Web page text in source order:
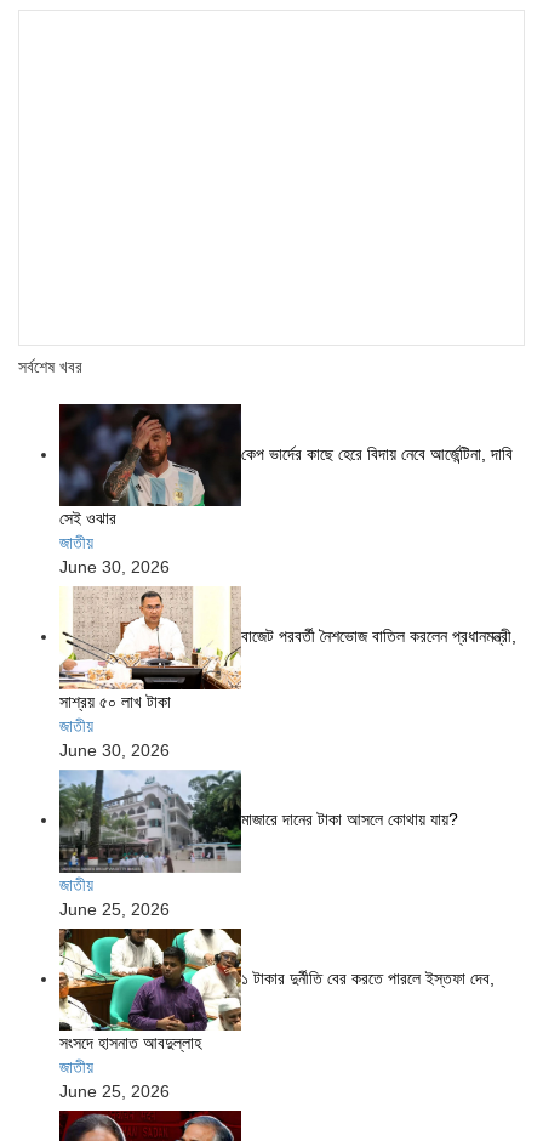
সর্বশেষ খবর
কেপ ভার্দের কাছে হেরে বিদায় নেবে আর্জেন্টিনা, দাবি
সেই ওঝার
জাতীয়
June 30, 2026
বাজেট পরবর্তী নৈশভোজ বাতিল করলেন প্রধানমন্ত্রী,
সাশ্রয় ৫০ লাখ টাকা
জাতীয়
June 30, 2026
মাজারে দানের টাকা আসলে কোথায় যায়?
জাতীয়
June 25, 2026
১ টাকার দুর্নীতি বের করতে পারলে ইস্তফা দেব,
সংসদে হাসনাত আবদুল্লাহ
জাতীয়
June 25, 2026